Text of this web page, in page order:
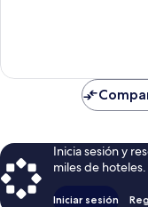
Inicia sesión y
miles de
Iniciar sesión